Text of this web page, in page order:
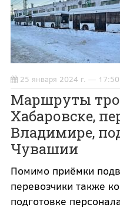
25 января 2024 г. — 17:50
Маршруты
Хабаровске,
Владимире,
Чувашии
Помимо приёмки
перевозчики также
подготовке